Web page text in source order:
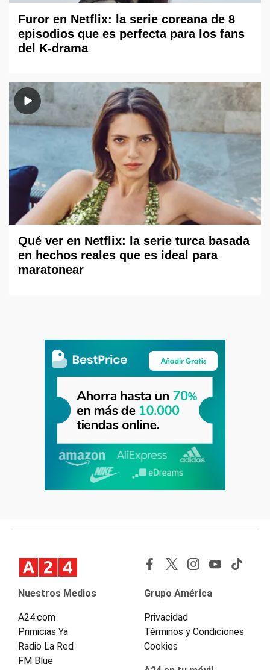
Furor en Netflix: la serie coreana de 8
episodios que es perfecta para los fans
del K-drama
Qué ver en Netflix: la serie turca basada
en hechos reales que es ideal para
maratonear
Nuestros Medios
A24.com
Primicias Ya
Radio La Red
FM Blue
Grupo América
Privacidad
Términos y Condiciones
Cookies